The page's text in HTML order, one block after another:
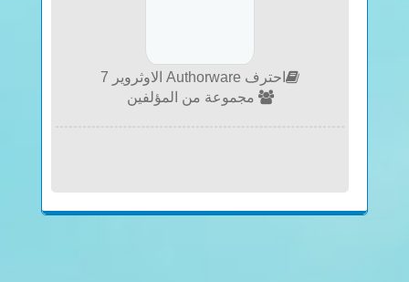
احترف Authorware الاوثروير 7
مجموعة من المؤلفين